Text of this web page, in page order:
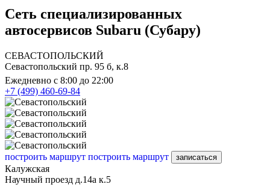
Сеть специализированных
автосервисов Subaru (Субару)
СЕВАСТОПОЛЬСКИЙ
Севастопольский пр. 95 б, к.8
Ежедневно с 8:00 до 22:00
+7 (499) 460-69-84
построить маршрут построить маршрут записаться
Калужская
Научный проезд д.14а к.5